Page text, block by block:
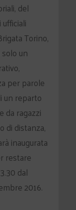
del
Torino,
un
per parole
un reparto
da ragazzi
di distanza,
inaugurata
restare
dal
2016.